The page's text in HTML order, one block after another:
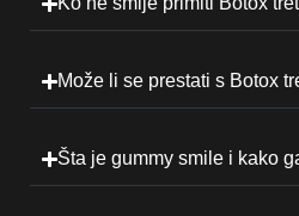
Može li se prestati s Botox
Šta je gummy smile i kako